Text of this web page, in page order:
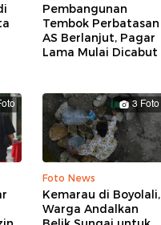
Pembangunan
Tembok Perbatasan
AS Berlanjut, Pagar
Lama Mulai Dicabut
3 Foto
Foto News
Kemarau di Boyolali,
Warga Andalkan